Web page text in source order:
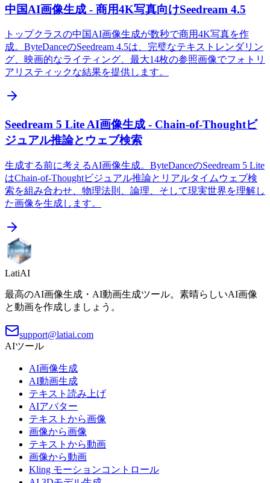
中国AI画像生成 - 商用4K写真向けSeedream 4.5
トップクラスの中国AI画像生成が数秒で商用4K写真を作
成。ByteDanceのSeedream 4.5は、完璧なテキストレンダリン
グ、映画的なライティング、最大14枚の参照画像でフォトリ
アリスティックな結果を提供します。
Seedream 5 Lite AI画像生成 - Chain-of-Thoughtビ
ジュアル推論とウェブ検索
生成する前に考えるAI画像生成。ByteDanceのSeedream 5 Lite
はChain-of-Thoughtビジュアル推論とリアルタイムウェブ検
索を組み合わせ、物理法則、論理、そして現実世界を理解し
た画像を生成します。
LatiAI
最高のAI画像生成・AI動画生成ツール。素晴らしいAI画像
と動画を作成しましょう。
support@latiai.com
AIツール
AI画像生成
AI動画生成
テキスト読み上げ
AIアバター
テキストから画像
画像から画像
テキストから動画
画像から動画
Kling モーションコントロール